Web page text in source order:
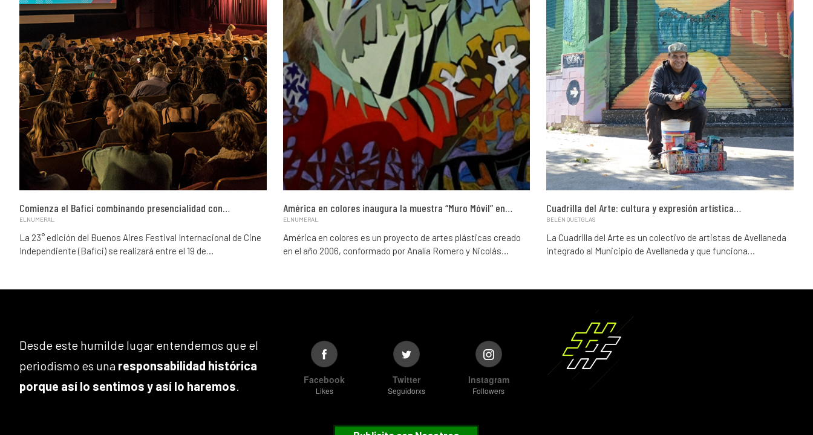
Comienza el Bafici combinando presencialidad con…
ELNUMERAL
La 23° edición del Buenos Aires Festival Internacional de Cine
Independiente (Bafici) se realizará entre el 19 de…
América en colores inaugura la muestra “Muro Móvil” en…
ELNUMERAL
América en colores es un proyecto de artes plásticas creado
en el año 2006, conformado por Analía Romero y Nicolás…
Cuadrilla del Arte: cultura y expresión artística…
BELÉN QUETGLAS
La Cuadrilla del Arte es un colectivo de artistas de Avellaneda
integrado al Municipio de Avellaneda y que funciona…
Desde este humilde lugar entendemos que el
periodismo es una responsabilidad histórica
porque así lo sentimos y así lo haremos
Facebook
Likes
Twitter
Seguidorxs
Instagram
Followers